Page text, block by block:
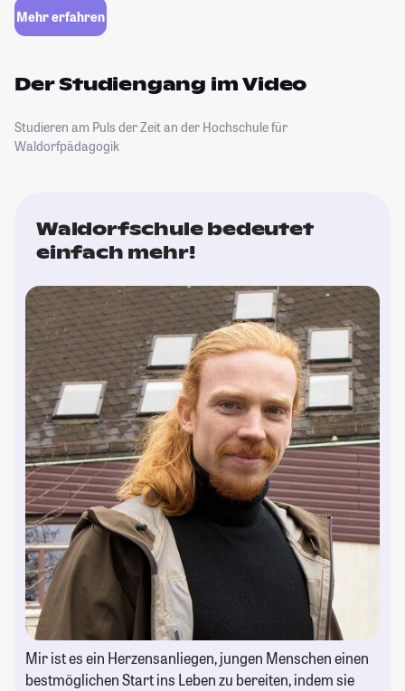
Mehr erfahren
Der Studiengang im Video
Studieren am Puls der Zeit an der Hochschule für
Waldorfpädagogik
Waldorfschule bedeutet
einfach mehr!
Mir ist es ein Herzensanliegen, jungen Menschen einen
bestmöglichen Start ins Leben zu bereiten, indem sie